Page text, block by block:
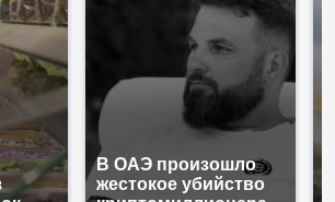
В ОАЭ произошло
жестокое убийство